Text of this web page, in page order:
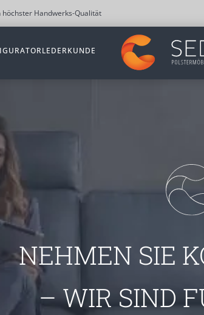
höchster Handwerks-Qualität
LEDERKUNDE
NEHMEN SIE
– WIR SIND